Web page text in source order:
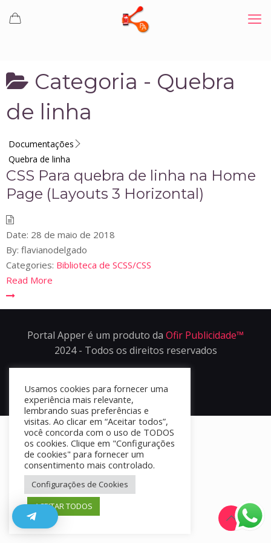
Categoria - Quebra
de linha
Documentações
Quebra de linha
CSS Para quebra de linha na Home
Page (Layouts 3 Horizontal)
Date: 28 de maio de 2018
By: flavianodelgado
Categories: Biblioteca de SCSS/CSS
Read More
Portal Apper é um produto da Ofir Publicidade™
2024 - Todos os direitos reservados
Usamos cookies para fornecer uma
experiência mais relevante,
lembrando suas preferências e
visitas. Ao clicar em “Aceitar todos”,
você concorda com o uso de TODOS
os cookies. Clique em "Configurações
de cookies" para fornecer um
consentimento mais controlado.
Configurações de Cookies
ACEITAR TODOS